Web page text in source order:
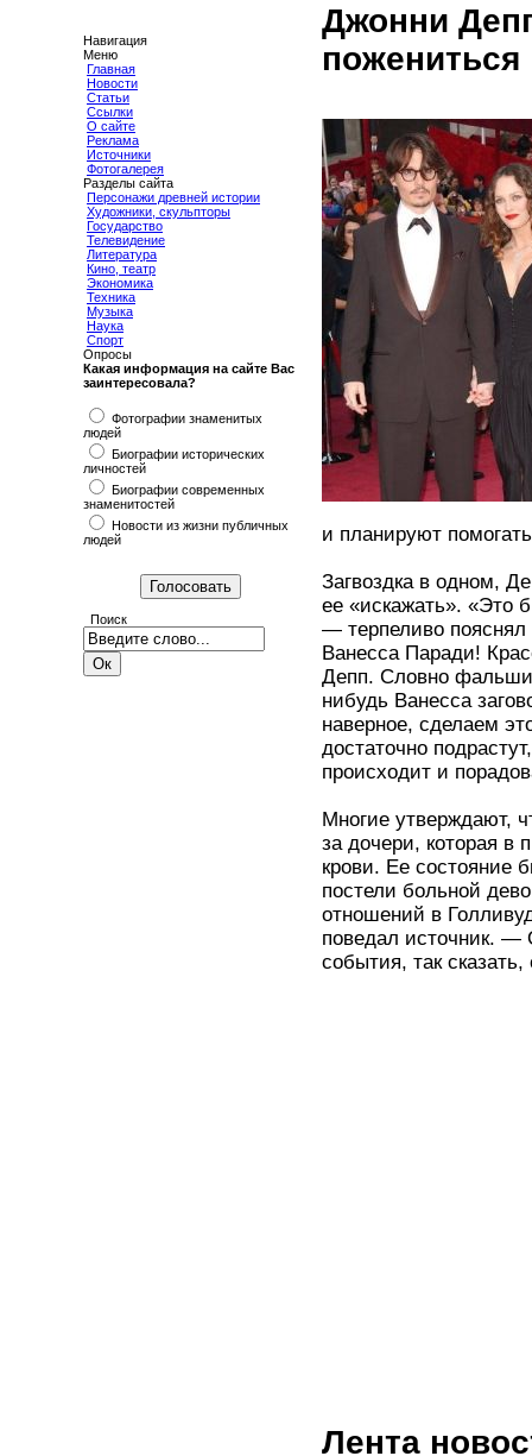
Навигация
Меню
Главная
Новости
Статьи
Ссылки
О сайте
Реклама
Источники
Фотогалерея
Разделы сайта
Персонажи древней истории
Художники, скульпторы
Государство
Телевидение
Литература
Кино, театр
Экономика
Техника
Музыка
Наука
Спорт
Опросы
Какая информация на сайте Вас
заинтересовала?
Фотографии знаменитых
людей
Биографии исторических
личностей
Биографии современных
знаменитостей
Новости из жизни публичных
людей
Поиск
Джонни
пожениться
и планируют
Загвоздка в одном,
ее «искажать». «Это
— терпеливо
Ванесса Паради!
Депп. Словно
нибудь Ванесса
наверное, сделаем
достаточно
происходит и
Многие утверждают,
за дочери, которая в
крови. Ее состояние
постели больной
отношений в
поведал источник. —
события, так
Лента